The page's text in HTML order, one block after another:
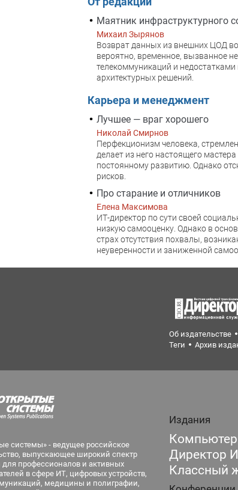
Маятник инфраструктурного
Михаил Зырянов
Возврат данных из внешних ЦОД
вероятно, временное, вызванное
телекоммуникаций и
архитектурных решений.
Карьера и менеджмент
Лучшее — враг хорошего
Николай Смирнов
Перфекционизм человека,
делает из него настоящего
постоянному развитию. Однако
рисков.
Про старание и отличников
Елена Максимова
ИТ-директор по сути своей
низкую самооценку. Однако в
страх отсутствия похвалы,
неуверенности и заниженной
Об издательстве
Теги
Архив
системы» - ведущее российское
выпускающее широкий спектр
для профессионалов и активных
в сфере ИТ, цифровых устройств,
медицины и полиграфии,
Издания
Директор
Классный